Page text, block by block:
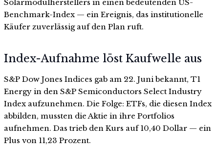
Solarmodulherstellers in einen bedeutenden US-
Benchmark-Index — ein Ereignis, das institutionelle
Käufer zuverlässig auf den Plan ruft.
Index-Aufnahme löst Kaufwelle aus
S&P Dow Jones Indices gab am 22. Juni bekannt, T1
Energy in den S&P Semiconductors Select Industry
Index aufzunehmen. Die Folge: ETFs, die diesen Index
abbilden, mussten die Aktie in ihre Portfolios
aufnehmen. Das trieb den Kurs auf 10,40 Dollar — ein
Plus von 11,23 Prozent.